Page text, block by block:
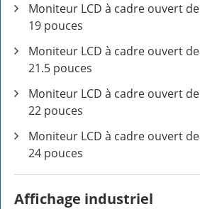
Moniteur LCD à cadre ouvert de
19 pouces
Moniteur LCD à cadre ouvert de
21.5 pouces
Moniteur LCD à cadre ouvert de
22 pouces
Moniteur LCD à cadre ouvert de
24 pouces
Affichage industriel